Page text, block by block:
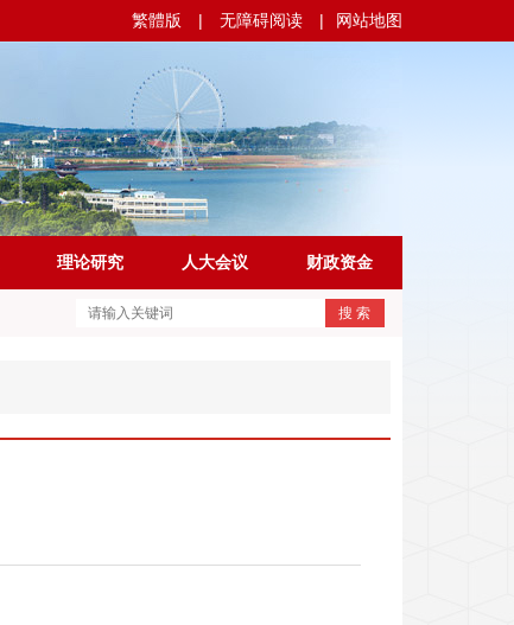
繁體版 | 无障碍阅读 | 网站地图
理论研究 人大会议 财政资金
搜 索